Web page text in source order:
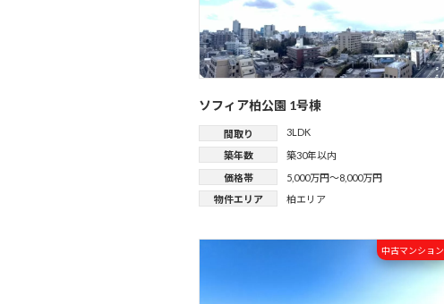
ソフィア柏公園 1号棟
間取り 3LDK
築年数
築30年以内
価格帯
5,000万円～8,000万円
物件エリア
柏エリア
中古マンション